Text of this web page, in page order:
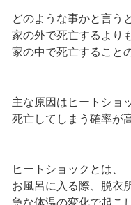
どのような事かと言う
家の外で死亡するより
家の中で死亡すること
主な原因はヒートショ
死亡してしまう確率が
ヒートショックとは、
お風呂に入る際、脱衣
急な体温の変化で起こ